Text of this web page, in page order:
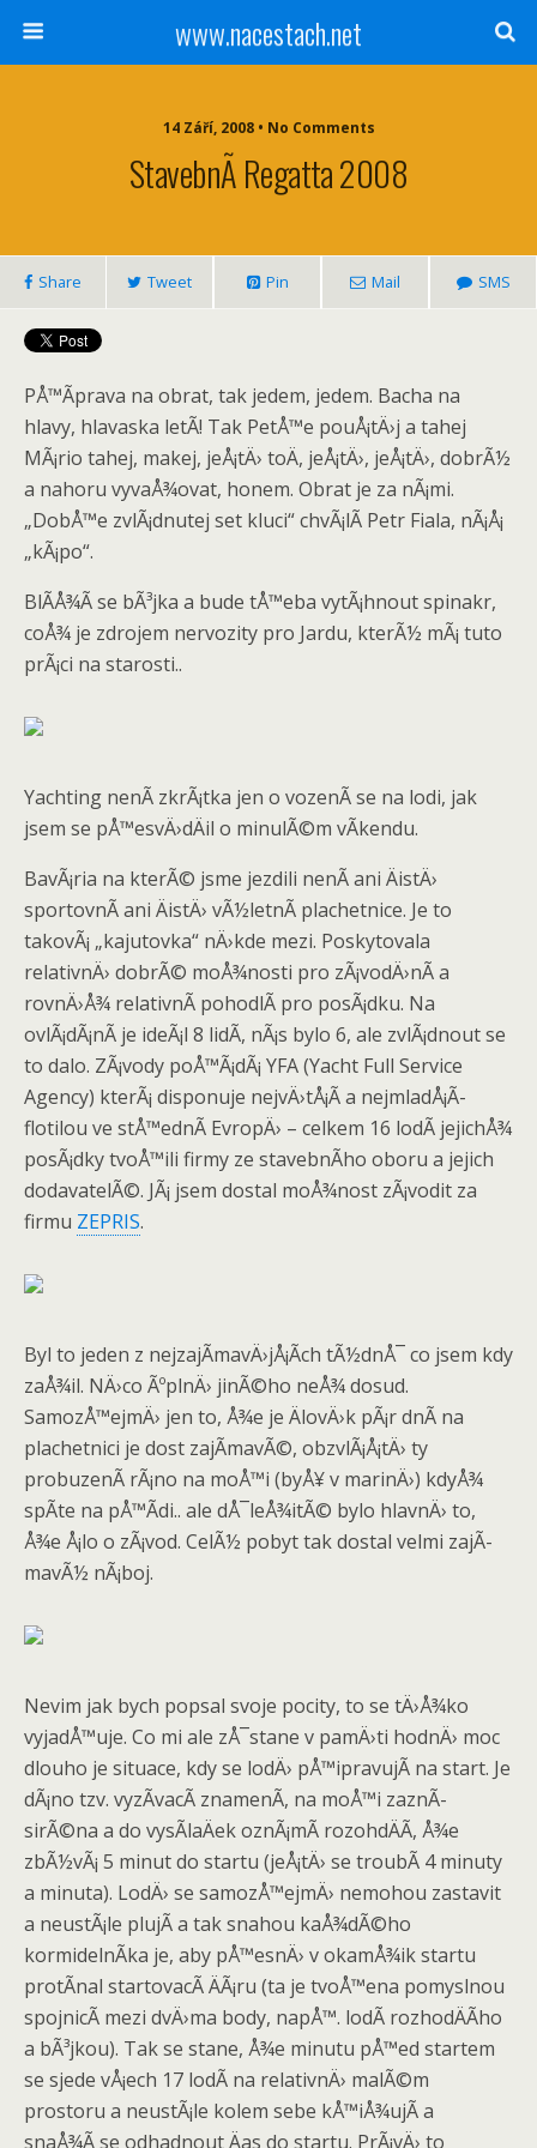
www.nacestach.net
14 Září, 2008 • No Comments
StavebnÃ­ Regatta 2008
Share Tweet Pin Mail SMS
PÅ™Ã­prava na obrat, tak jedem, jedem. Bacha na
hlavy, hlavaska letÃ­! Tak PetÅ™e pouÅ¡tÄ›j a tahej
MÃ¡rio tahej, makej, jeÅ¡tÄ› toÄ, jeÅ¡tÄ›, jeÅ¡tÄ›, dobrÃ½
a nahoru vyvaÅ¾ovat, honem. Obrat je za nÃ¡mi.
„DobÅ™e zvlÃ¡dnutej set kluci“ chvÃ¡lÃ­ Petr Fiala, nÃ¡Å¡
„kÃ¡po“.
BlÃ­Å¾Ã­ se bÃ³jka a bude tÅ™eba vytÃ¡hnout spinakr,
coÅ¾ je zdrojem nervozity pro Jardu, kterÃ½ mÃ¡ tuto
prÃ¡ci na starosti..
Yachting nenÃ­ zkrÃ¡tka jen o vozenÃ­ se na lodi, jak
jsem se pÅ™esvÄ›dÄil o minulÃ©m vÃ­kendu.
BavÃ¡ria na kterÃ© jsme jezdili nenÃ­ ani ÄistÄ›
sportovnÃ­ ani ÄistÄ› vÃ½letnÃ­ plachetnice. Je to
takovÃ¡ „kajutovka“ nÄ›kde mezi. Poskytovala
relativnÄ› dobrÃ© moÅ¾nosti pro zÃ¡vodÄ›nÃ­ a
rovnÄ›Å¾ relativnÃ­ pohodlÃ­ pro posÃ¡dku. Na
ovlÃ¡dÃ¡nÃ­ je ideÃ¡l 8 lidÃ­, nÃ¡s bylo 6, ale zvlÃ¡dnout se
to dalo. ZÃ¡vody poÅ™Ã¡dÃ¡ YFA (Yacht Full Service
Agency) kterÃ¡ disponuje nejvÄ›tÅ¡Ã­ a nejmladÅ¡Ã­
flotilou ve stÅ™ednÃ­ EvropÄ› – celkem 16 lodÃ­ jejichÅ¾
posÃ¡dky tvoÅ™ili firmy ze stavebnÃ­ho oboru a jejich
dodavatelÃ©. JÃ¡ jsem dostal moÅ¾nost zÃ¡vodit za
firmu ZEPRIS.
Byl to jeden z nejzajÃ­mavÄ›jÅ¡Ã­ch tÃ½dnÅ¯ co jsem kdy
zaÅ¾il. NÄ›co ÃºplnÄ› jinÃ©ho neÅ¾ dosud.
SamozÅ™ejmÄ› jen to, Å¾e je ÄlovÄ›k pÃ¡r dnÃ­ na
plachetnici je dost zajÃ­mavÃ©, obzvlÃ¡Å¡tÄ› ty
probuzenÃ­ rÃ¡no na moÅ™i (byÅ¥ v marinÄ›) kdyÅ¾
spÃ­te na pÅ™Ã­di.. ale dÅ¯leÅ¾itÃ© bylo hlavnÄ› to,
Å¾e Å¡lo o zÃ¡vod. CelÃ½ pobyt tak dostal velmi zajÃ­
mavÃ½ nÃ¡boj.
Nevim jak bych popsal svoje pocity, to se tÄ›Å¾ko
vyjadÅ™uje. Co mi ale zÅ¯stane v pamÄ›ti hodnÄ› moc
dlouho je situace, kdy se lodÄ› pÅ™ipravujÃ­ na start. Je
dÃ¡no tzv. vyzÃ­vacÃ­ znamenÃ­, na moÅ™i zaznÃ­
sirÃ©na a do vysÃ­laÄek oznÃ¡mÃ­ rozohdÄÃ­, Å¾e
zbÃ½vÃ¡ 5 minut do startu (jeÅ¡tÄ› se troubÃ­ 4 minuty
a minuta). LodÄ› se samozÅ™ejmÄ› nemohou zastavit
a neustÃ¡le plujÃ­ a tak snahou kaÅ¾dÃ©ho
kormidelnÃ­ka je, aby pÅ™esnÄ› v okamÅ¾ik startu
protÃ­nal startovacÃ­ ÄÃ¡ru (ta je tvoÅ™ena pomyslnou
spojnicÃ­ mezi dvÄ›ma body, napÅ™. lodÃ­ rozhodÄÃ­ho
a bÃ³jkou). Tak se stane, Å¾e minutu pÅ™ed startem
se sjede vÅ¡ech 17 lodÃ­ na relativnÄ› malÃ©m
prostoru a neustÃ¡le kolem sebe kÅ™iÅ¾ujÃ­ a
snaÅ¾Ã­ se odhadnout Äas do startu. PrÃ¡vÄ› to